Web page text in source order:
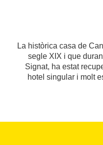
La històrica casa de
segle XIX i que
Signat, ha estat
hotel singular i molt